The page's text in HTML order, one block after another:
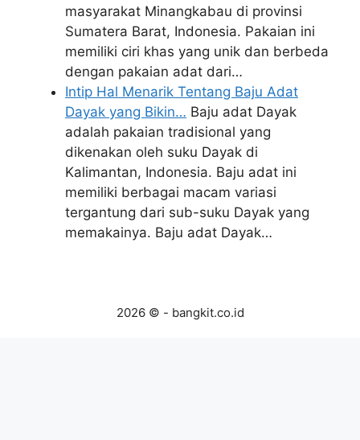
masyarakat Minangkabau di provinsi
Sumatera Barat, Indonesia. Pakaian ini
memiliki ciri khas yang unik dan berbeda
dengan pakaian adat dari…
Intip Hal Menarik Tentang Baju Adat
Dayak yang Bikin… Baju adat Dayak
adalah pakaian tradisional yang
dikenakan oleh suku Dayak di
Kalimantan, Indonesia. Baju adat ini
memiliki berbagai macam variasi
tergantung dari sub-suku Dayak yang
memakainya. Baju adat Dayak…
2026 © - bangkit.co.id